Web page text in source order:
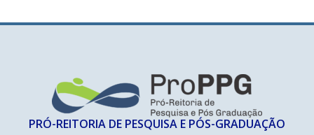
PRÓ-REITORIA DE PESQUISA E PÓS-GRADUAÇÃO​